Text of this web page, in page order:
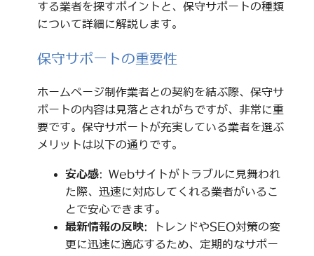
する業者を探すポイントと、保守サポートの種類
について詳細に解説します。
保守サポートの重要性
ホームページ制作業者との契約を結ぶ際、保守サ
ポートの内容は見落とされがちですが、非常に重
要です。保守サポートが充実している業者を選ぶ
メリットは以下の通りです。
安心感: Webサイトがトラブルに見舞われ
た際、迅速に対応してくれる業者がいるこ
とで安心できます。
最新情報の反映: トレンドやSEO対策の変
更に迅速に適応するため、定期的なサポー